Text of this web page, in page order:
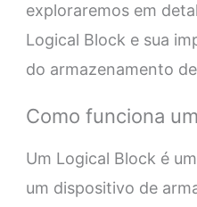
exploraremos em
Logical Block e sua
do armazenamento
Como funciona
Um Logical Block é
um dispositivo de